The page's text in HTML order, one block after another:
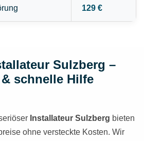
129 €
Sulzberg –
schnelle Hilfe
Installateur Sulzberg bieten
ohne versteckte Kosten. Wir